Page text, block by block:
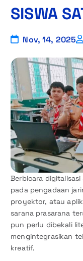
SISWA
Nov, 14, 2025
Berbicara
pada pengadaan
proyektor, atau
sarana prasarana
pun perlu dibekali
mengintegrasikan
kreatif.